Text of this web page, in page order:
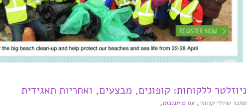
ניוזלטר ללקוחות: קופונים, מבצעים, ואחריות תאגידית
מחבר שירלי קנטור,עם0 תגובות ,